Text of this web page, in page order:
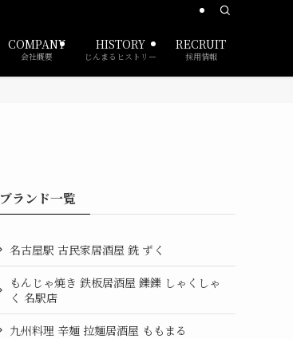
COMPANY
会社概要
HISTORY
じんまるヒストリー
RECRUIT
採用情報
ブランド一覧
名古屋駅 古民家居酒屋 銑 ずく
もんじゃ焼き 鉄板居酒屋 鑠鑠 しゃくしゃ
く 名駅店
九州料理 辛麺 拉麺居酒屋 ももまる